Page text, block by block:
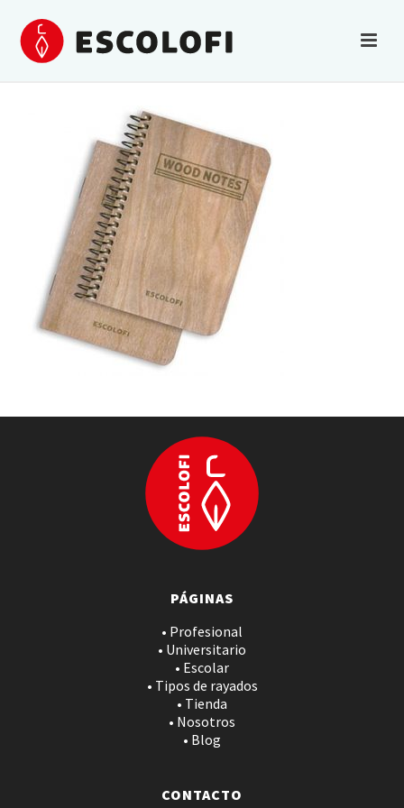
PÁGINAS
• Profesional
• Universitario
• Escolar
• Tipos de rayados
• Tienda
• Nosotros
• Blog
CONTACTO